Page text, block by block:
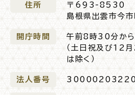
電子申請・
手続きガ
住所
〒693-8530
島根県出雲市今
開庁時間
午前8時30分か
（土日祝及び12
は除く）
法人番号